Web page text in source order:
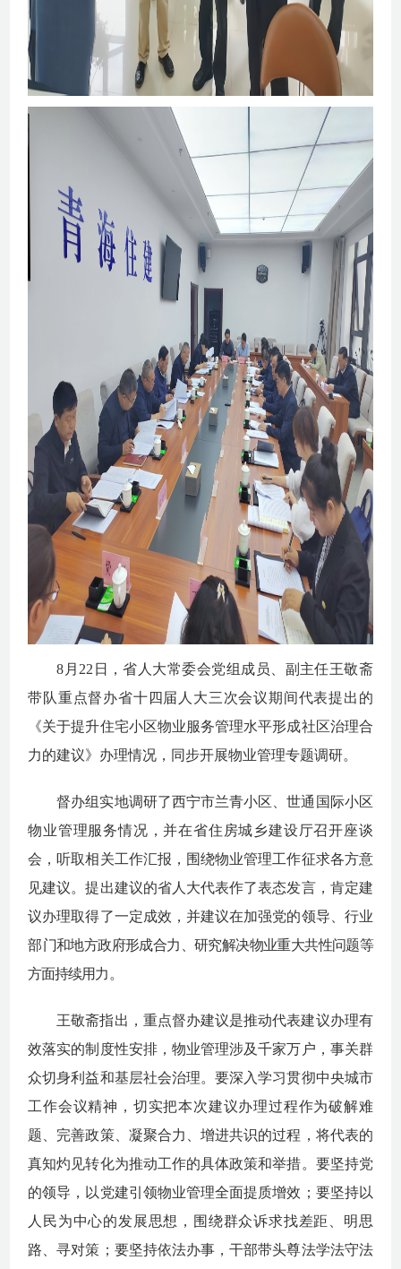
8月22日，省人大常委会党组成员、副主任王敬斋
带队重点督办省十四届人大三次会议期间代表提出的
《关于提升住宅小区物业服务管理水平形成社区治理合
力的建议》办理情况，同步开展物业管理专题调研。
督办组实地调研了西宁市兰青小区、世通国际小区
物业管理服务情况，并在省住房城乡建设厅召开座谈
会，听取相关工作汇报，围绕物业管理工作征求各方意
见建议。提出建议的省人大代表作了表态发言，肯定建
议办理取得了一定成效，并建议在加强党的领导、行业
部门和地方政府形成合力、研究解决物业重大共性问题等
方面持续用力。
王敬斋指出，重点督办建议是推动代表建议办理有
效落实的制度性安排，物业管理涉及千家万户，事关群
众切身利益和基层社会治理。要深入学习贯彻中央城市
工作会议精神，切实把本次建议办理过程作为破解难
题、完善政策、凝聚合力、增进共识的过程，将代表的
真知灼见转化为推动工作的具体政策和举措。要坚持党
的领导，以党建引领物业管理全面提质增效；要坚持以
人民为中心的发展思想，围绕群众诉求找差距、明思
路、寻对策；要坚持依法办事，干部带头尊法学法守法